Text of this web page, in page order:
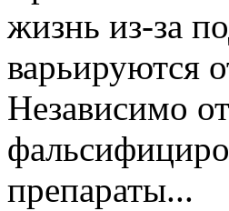
жизнь из-за
варьируются
Независимо
препараты...